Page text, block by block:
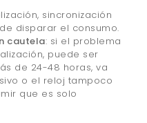
sincronización
disparar el consumo.
cautela: si el problema
puede ser
de 24-48 horas, va
o el reloj tampoco
que es solo